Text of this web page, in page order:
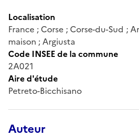
Localisation
France ; Corse ; Corse-du-Sud ;
maison ; Argiusta
Code INSEE de la commune
2A021
Aire d'étude
Petreto-Bicchisano
Auteur